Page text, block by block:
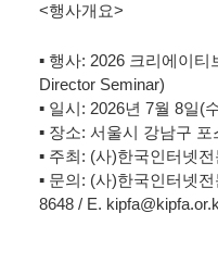
<행사개요>
▪ 행사: 2026 크리에이티
Director Seminar)
▪ 일시 : 2026년 7월 8일(
▪ 장소: 서울시 강남구 포
▪ 주최 : (사)한국인터넷전
▪ 문의 : (사)한국인터넷전
8648 / E.